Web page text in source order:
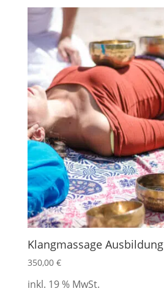
Klangmassage Ausbildung
350,00 €
inkl. 19 % MwSt.